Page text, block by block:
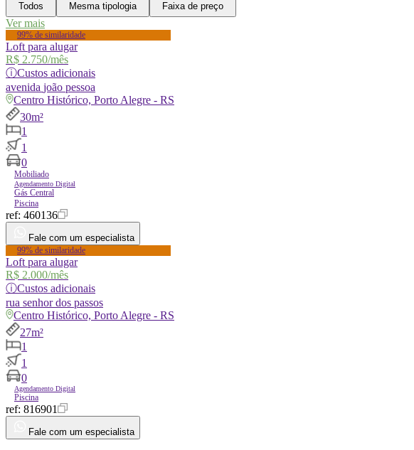
Todos Mesma tipologia Faixa de preço
Ver mais
99% de similaridade
Loft para alugar
R$ 2.750/mês
ⓘCustos adicionais
avenida joão pessoa
Centro Histórico, Porto Alegre - RS
30m²
1
1
0
Mobiliado
Agendamento Digital
Gás Central
Piscina
ref: 460136
Fale com um especialista
99% de similaridade
Loft para alugar
R$ 2.000/mês
ⓘCustos adicionais
rua senhor dos passos
Centro Histórico, Porto Alegre - RS
27m²
1
1
0
Agendamento Digital
Piscina
ref: 816901
Fale com um especialista